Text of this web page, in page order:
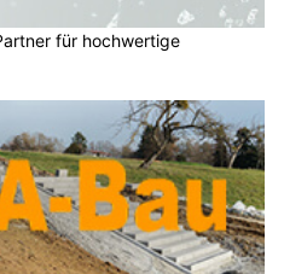
für hochwertige